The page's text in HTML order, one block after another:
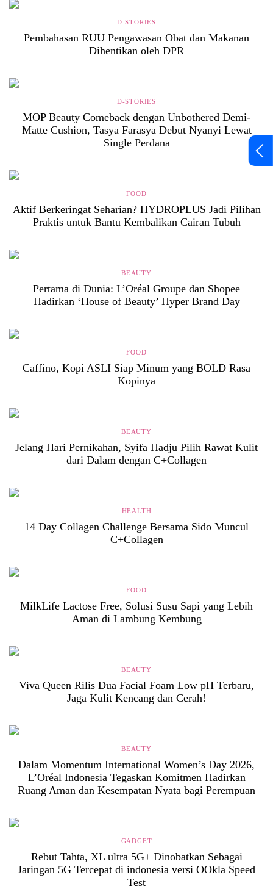
D-STORIES
Pembahasan RUU Pengawasan Obat dan Makanan
Dihentikan oleh DPR
D-STORIES
MOP Beauty Comeback dengan Unbothered Demi-
Matte Cushion, Tasya Farasya Debut Nyanyi Lewat
Single Perdana
FOOD
Aktif Berkeringat Seharian? HYDROPLUS Jadi Pilihan
Praktis untuk Bantu Kembalikan Cairan Tubuh
BEAUTY
Pertama di Dunia: L’Oréal Groupe dan Shopee
Hadirkan ‘House of Beauty’ Hyper Brand Day
FOOD
Caffino, Kopi ASLI Siap Minum yang BOLD Rasa
Kopinya
BEAUTY
Jelang Hari Pernikahan, Syifa Hadju Pilih Rawat Kulit
dari Dalam dengan C+Collagen
HEALTH
14 Day Collagen Challenge Bersama Sido Muncul
C+Collagen
FOOD
MilkLife Lactose Free, Solusi Susu Sapi yang Lebih
Aman di Lambung Kembung
BEAUTY
Viva Queen Rilis Dua Facial Foam Low pH Terbaru,
Jaga Kulit Kencang dan Cerah!
BEAUTY
Dalam Momentum International Women’s Day 2026,
L’Oréal Indonesia Tegaskan Komitmen Hadirkan
Ruang Aman dan Kesempatan Nyata bagi Perempuan
GADGET
Rebut Tahta, XL ultra 5G+ Dinobatkan Sebagai
Jaringan 5G Tercepat di indonesia versi OOkla Speed
Test